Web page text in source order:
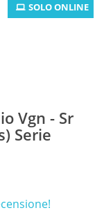
SOLO ONLINE
Vgn - Sr
Serie